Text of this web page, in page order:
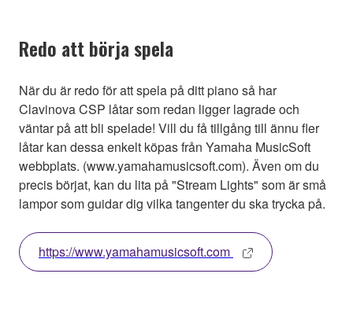
Redo att börja spela
När du är redo för att spela på ditt piano så har
Clavinova CSP låtar som redan ligger lagrade och
väntar på att bli spelade! Vill du få tillgång till ännu fler
låtar kan dessa enkelt köpas från Yamaha MusicSoft
webbplats. (www.yamahamusicsoft.com). Även om du
precis börjat, kan du lita på "Stream Lights" som är små
lampor som guidar dig vilka tangenter du ska trycka på.
https://www.yamahamusicsoft.com